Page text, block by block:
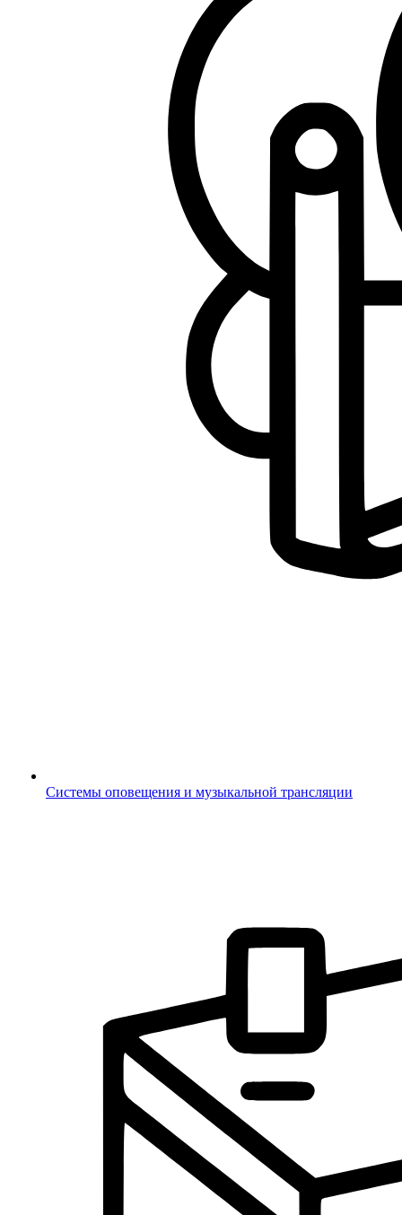
Системы оповещения и музыкальной трансляции